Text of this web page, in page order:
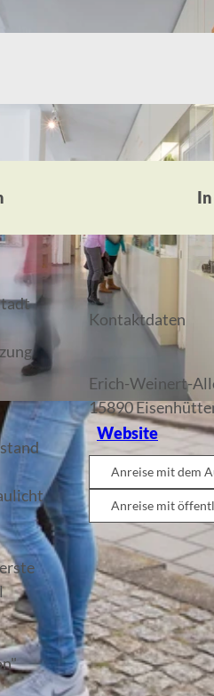
Kontaktdaten
Erich-Weinert-
15890
Website
Anreise mit dem
Anreise mit